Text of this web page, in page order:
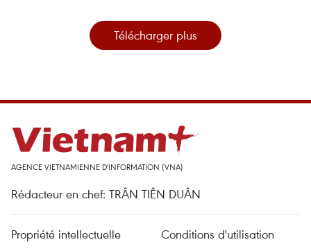
Télécharger plus
AGENCE VIETNAMIENNE D'INFORMATION (VNA)
Rédacteur en chef: TRÂN TIÊN DUÂN
Propriété intellectuelle Conditions d'utilisation